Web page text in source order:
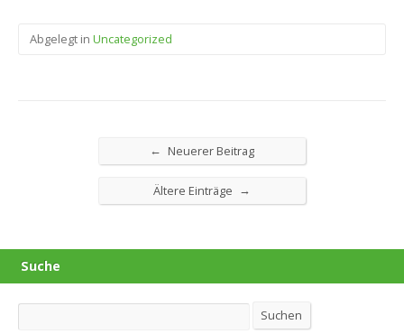
Abgelegt in Uncategorized
← Neuerer Beitrag
Ältere Einträge →
Suche
Suchen Suchen